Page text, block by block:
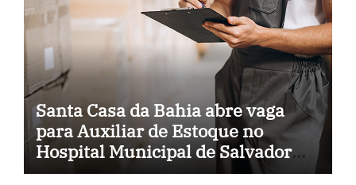
Santa Casa da Bahia abre vaga
para Auxiliar de Estoque no
Hospital Municipal de Salvador
(BA)